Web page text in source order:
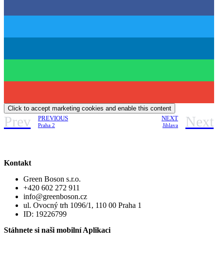
Click to accept marketing cookies and enable this content
Prev PREVIOUS
Praha 2
NEXT
Jihlava Next
Kontakt
Green Boson s.r.o.
+420 602 272 911
info@greenboson.cz
ul. Ovocný trh 1096/1, 110 00 Praha 1
ID: 19226799
Stáhnete si naši mobilní Aplikaci